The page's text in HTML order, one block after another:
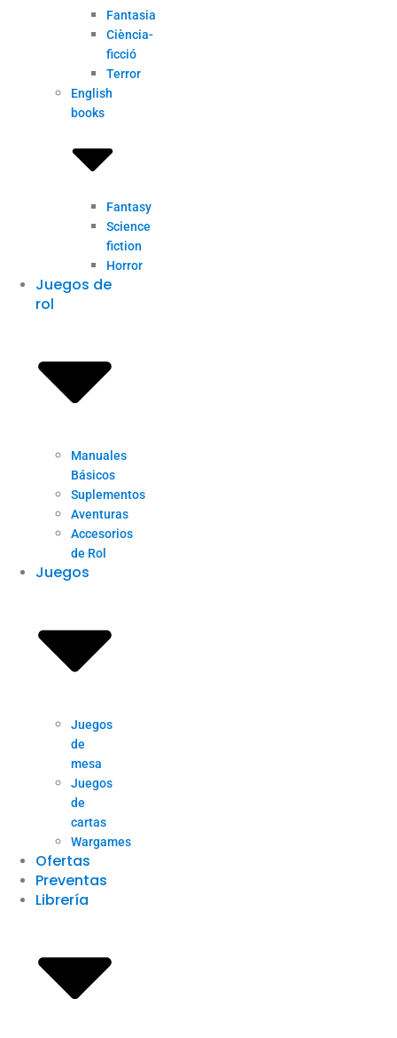
Fantasia
Ciència-
ficció
Terror
English
books
Fantasy
Science
fiction
Horror
Juegos de
rol
Manuales
Básicos
Suplementos
Aventuras
Accesorios
de Rol
Juegos
Juegos
de
mesa
Juegos
de
cartas
Wargames
Ofertas
Preventas
Librería